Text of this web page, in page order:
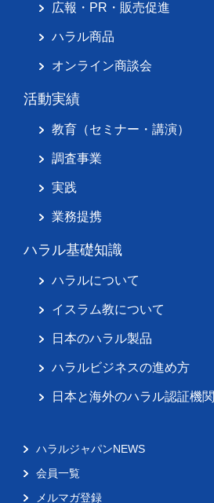
広報・PR・販売促進
ハラル商品
オンライン商談会
活動実績
教育（セミナー・講演）
調査事業
実践
業務提携
ハラル基礎知識
ハラルについて
イスラム教について
日本のハラル製品
ハラルビジネスの進め方
日本と海外のハラル認証機関
ハラルジャパンNEWS
会員一覧
メルマガ登録